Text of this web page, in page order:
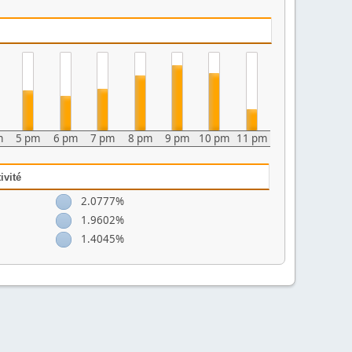
5 pm 6 pm 7 pm 8 pm 9 pm 10 pm 11 pm
2.0777%
1.9602%
1.4045%